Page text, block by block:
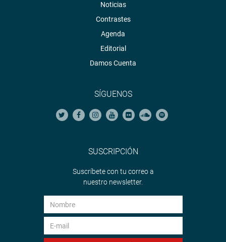
Noticias
Contrastes
Agenda
Editorial
Damos Cuenta
SÍGUENOS
SUSCRIPCIÓN
Suscríbete con tu correo a
nuestro newsletter.